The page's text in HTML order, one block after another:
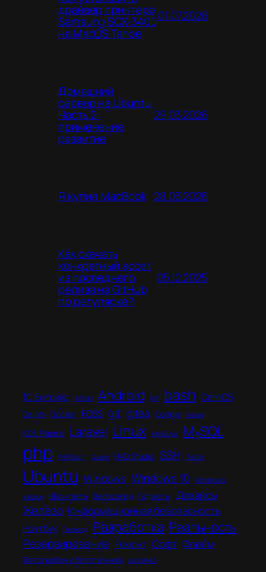
драйвер принтера
Samsung SCX-3400
на MacOS Tahoe
01.07.2026
Домашний
сервер на Ubuntu.
Часть 2:
применение,
развитие
29.03.2026
Я купил MacBook 28.03.2026
Как скачать
конкретный ассет
из последнего
релиза на GitHub
по регулярке?
05.12.2025
1C Битрикс ABTool Android API bash CentOS
Delphi Docker FOSS git gitea Google Hasee
KDE Plasma Laravel Linux MiniDLNA MySQL
php PHPStorm Quake RAD Studio SSH Twitter
Ubuntu Windows Windows 10
Wordpress
xdebug
ВКонтакте Велосипед Гаджеты Девайсы
Железо Информационная безопасность
Ноутбук Перевод Разработка Реальность
Резервирование Ремонт Софт Флейм
Фотография и фототехника околоNAS